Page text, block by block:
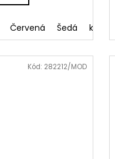
Červená Šedá khaki
Kód: 282212/MOD